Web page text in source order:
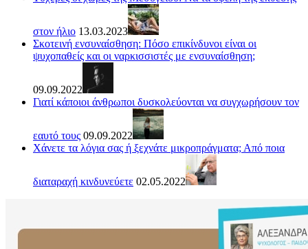
στον ήλιο 13.03.2023
Σκοτεινή ενσυναίσθηση: Πόσο επικίνδυνοι είναι οι
ψυχοπαθείς και οι ναρκισσιστές με ενσυναίσθηση;
09.09.2022
Γιατί κάποιοι άνθρωποι δυσκολεύονται να συγχωρήσουν τον
εαυτό τους 09.09.2022
Χάνετε τα λόγια σας ή ξεχνάτε μικροπράγματα; Από ποια
διαταραχή κινδυνεύετε 02.05.2022